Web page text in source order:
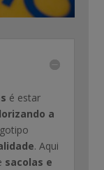
é estar
a
. Aqui
sacolas e